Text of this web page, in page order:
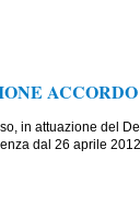
in attuazione del
dal 26 aprile